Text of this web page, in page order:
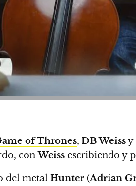
of Thrones, DB Weissy
conWeiss escribiendo y
del metal Hunter (Adrian